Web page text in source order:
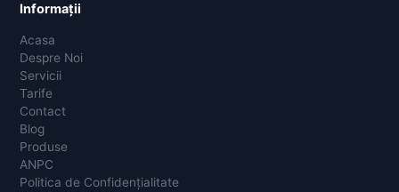
Informații
Acasa
Despre Noi
Servicii
Tarife
Contact
Blog
Produse
ANPC
Politica de Confidențialitate